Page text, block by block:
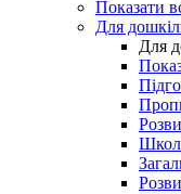
Показати
Для
Для